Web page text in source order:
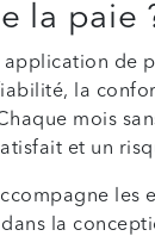
la paie
de
la
mois
et un
les
la